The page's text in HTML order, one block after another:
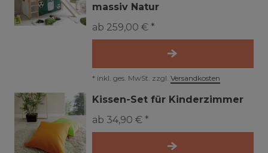
massiv Natur
ab 259,00 € *
* inkl. ges. MwSt. zzgl. Versandkosten
Kissen-Set für Kinderzimmer
ab 34,90 € *